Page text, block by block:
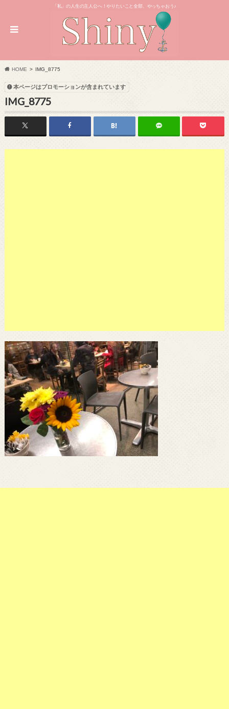
「私」の人生の主人公へ！やりたいこと全部、やっちゃおう♪
HOME IMG_8775
本ページはプロモーションが含まれています
IMG_8775